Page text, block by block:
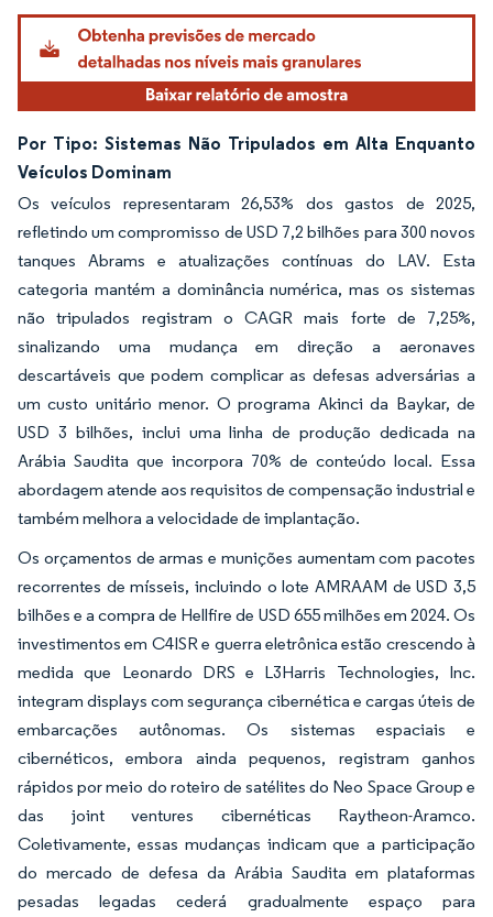
Por Tipo: Sistemas Não Tripulados em Alta Enquanto
Veículos Dominam
Os veículos representaram 26,53% dos gastos de 2025,
refletindo um compromisso de USD 7,2 bilhões para 300 novos
tanques Abrams e atualizações contínuas do LAV. Esta
categoria mantém a dominância numérica, mas os sistemas
não tripulados registram o CAGR mais forte de 7,25%,
sinalizando uma mudança em direção a aeronaves
descartáveis que podem complicar as defesas adversárias a
um custo unitário menor. O programa Akinci da Baykar, de
USD 3 bilhões, inclui uma linha de produção dedicada na
Arábia Saudita que incorpora 70% de conteúdo local. Essa
abordagem atende aos requisitos de compensação industrial e
também melhora a velocidade de implantação.
Os orçamentos de armas e munições aumentam com pacotes
recorrentes de mísseis, incluindo o lote AMRAAM de USD 3,5
bilhões e a compra de Hellfire de USD 655 milhões em 2024. Os
investimentos em C4ISR e guerra eletrônica estão crescendo à
medida que Leonardo DRS e L3Harris Technologies, Inc.
integram displays com segurança cibernética e cargas úteis de
embarcações autônomas. Os sistemas espaciais e
cibernéticos, embora ainda pequenos, registram ganhos
rápidos por meio do roteiro de satélites do Neo Space Group e
das joint ventures cibernéticas Raytheon-Aramco.
Coletivamente, essas mudanças indicam que a participação
do mercado de defesa da Arábia Saudita em plataformas
pesadas legadas cederá gradualmente espaço para